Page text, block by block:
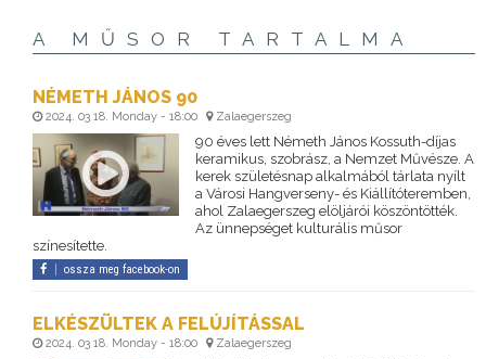
A MŰSOR TARTALMA
NÉMETH JÁNOS 90
2024. 03 18. Monday - 18:00 Zalaegerszeg
90 éves lett Németh János Kossuth-díjas
keramikus, szobrász, a Nemzet Művésze. A
kerek születésnap alkalmából tárlata nyílt
a Városi Hangverseny- és Kiállítóteremben,
ahol Zalaegerszeg elöljárói köszöntötték.
Az ünnepséget kulturális műsor
színesítette.
ossza meg facebook-on
ELKÉSZÜLTEK A FELÚJÍTÁSSAL
2024. 03 18. Monday - 18:00 Zalaegerszeg